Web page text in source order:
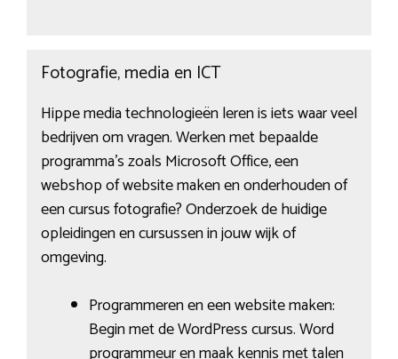
Fotografie, media en ICT
Hippe media technologieën leren is iets waar veel
bedrijven om vragen. Werken met bepaalde
programma’s zoals Microsoft Office, een
webshop of website maken en onderhouden of
een cursus fotografie? Onderzoek de huidige
opleidingen en cursussen in jouw wijk of
omgeving.
Programmeren en een website maken:
Begin met de WordPress cursus. Word